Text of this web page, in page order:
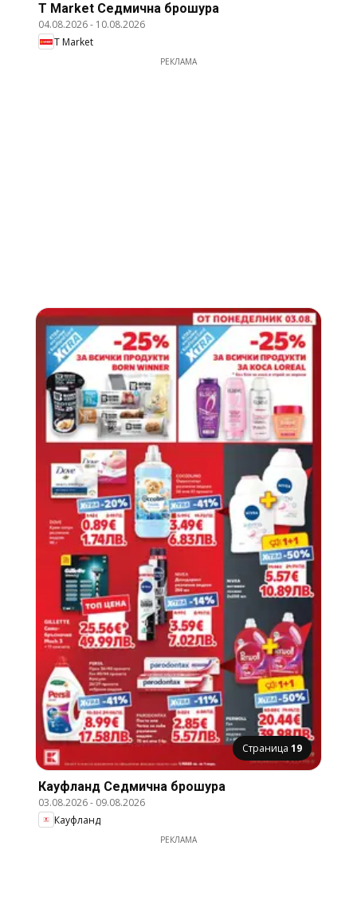
T Market Cедмична брошура
04.08.2026- 10.08.2026
T Market
РЕКЛАМА
Страница 19
Кауфланд Cедмична брошура
03.08.2026- 09.08.2026
Кауфланд
РЕКЛАМА